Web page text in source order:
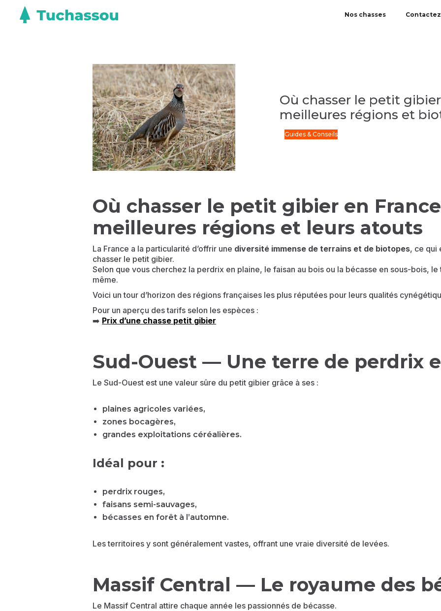
Nos chasses
Où chasser le petit
meilleures régions et
Guides & Conseils
Où chasser le petit gibier en
meilleures régions et leurs atouts
La France a la particularité d’offrir une diversité immense de terrains et de biotopes, ce qui
chasser le petit gibier.
Selon que vous cherchez la perdrix en plaine, le faisan au bois ou la bécasse en sous-bois,
même.
Voici un tour d’horizon des régions françaises les plus réputées pour leurs qualités
Pour un aperçu des tarifs selon les espèces :
➡️ Prix d’une chasse petit gibier
Sud-Ouest — Une terre de perdrix
Le Sud-Ouest est une valeur sûre du petit gibier grâce à ses :
plaines agricoles variées,
zones bocagères,
grandes exploitations céréalières.
Idéal pour :
perdrix rouges,
faisans semi-sauvages,
bécasses en forêt à l’automne.
Les territoires y sont généralement vastes, offrant une vraie diversité de levées.
Massif Central — Le royaume des
Le Massif Central attire chaque année les passionnés de bécasse.